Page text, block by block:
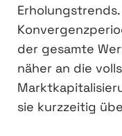
der gesamte
näher an die
sie kurzzeitig